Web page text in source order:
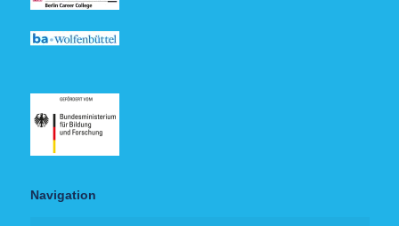
Navigation